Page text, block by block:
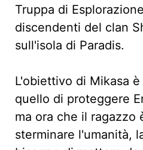
Truppa di
discendenti del clan
sull'isola di Paradis.
L'obiettivo di Mikasa
quello di proteggere
ma ora che il ragazzo
sterminare l'umanità,